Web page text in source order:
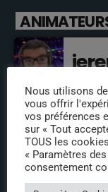
Nous utilisons
vous offrir
vos préférences
sur « Tout
TOUS les
« Paramètres
consentement